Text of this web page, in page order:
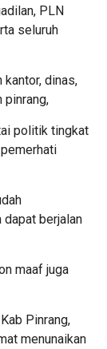
PLN
seluruh
kantor, dinas,
pinrang,
politik tingkat
berjalan
maaf juga
Pinrang,
menunaikan